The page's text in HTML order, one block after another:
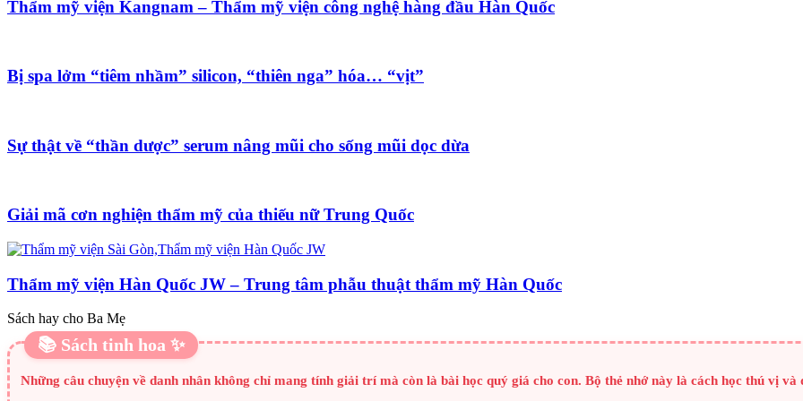
Thẩm mỹ viện Kangnam – Thẩm mỹ viện công nghệ hàng đầu Hàn Quốc
Bị spa lởm “tiêm nhầm” silicon, “thiên nga” hóa… “vịt”
Sự thật về “thần dược” serum nâng mũi cho sống mũi dọc dừa
Giải mã cơn nghiện thẩm mỹ của thiếu nữ Trung Quốc
Thẩm mỹ viện Hàn Quốc JW – Trung tâm phẫu thuật thẩm mỹ Hàn Quốc
Sách hay cho Ba Mẹ
📚 Sách tinh hoa ✨
Những câu chuyện về danh nhân không chỉ mang tính giải trí mà còn là bài học quý giá cho con. Bộ thẻ nhớ này là cách học thú vị và